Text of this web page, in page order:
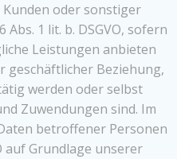
oder sonstiger
1 lit. b. DSGVO, sofern
Leistungen anbieten
geschäftlicher Beziehung,
werden oder selbst
Zuwendungen sind. Im
betroffener Personen
auf Grundlage unserer